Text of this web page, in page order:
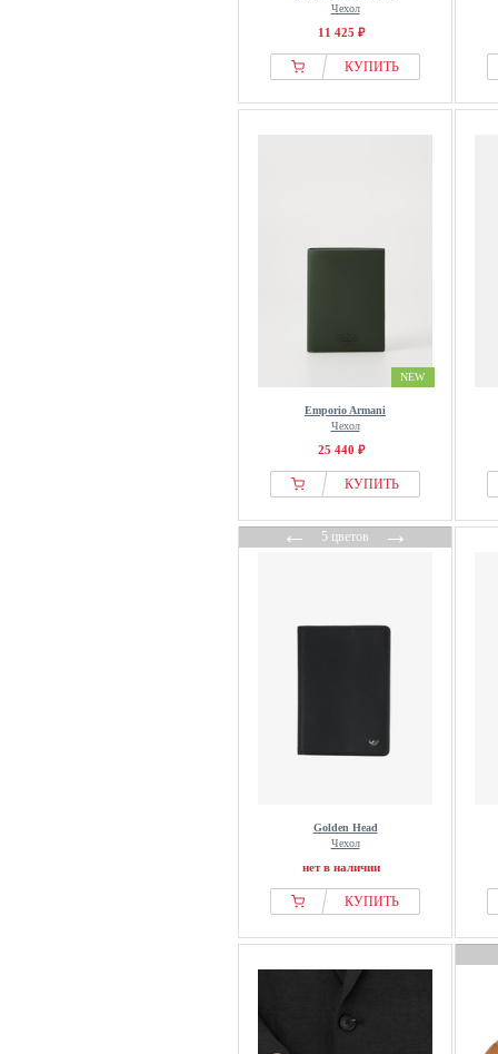
Чехол
11 425 ₽
КУПИТЬ
NEW
Emporio Armani
Чехол
25 440 ₽
КУПИТЬ
←5 цветов→
Golden Head
Чехол
нет в наличии
КУПИТЬ